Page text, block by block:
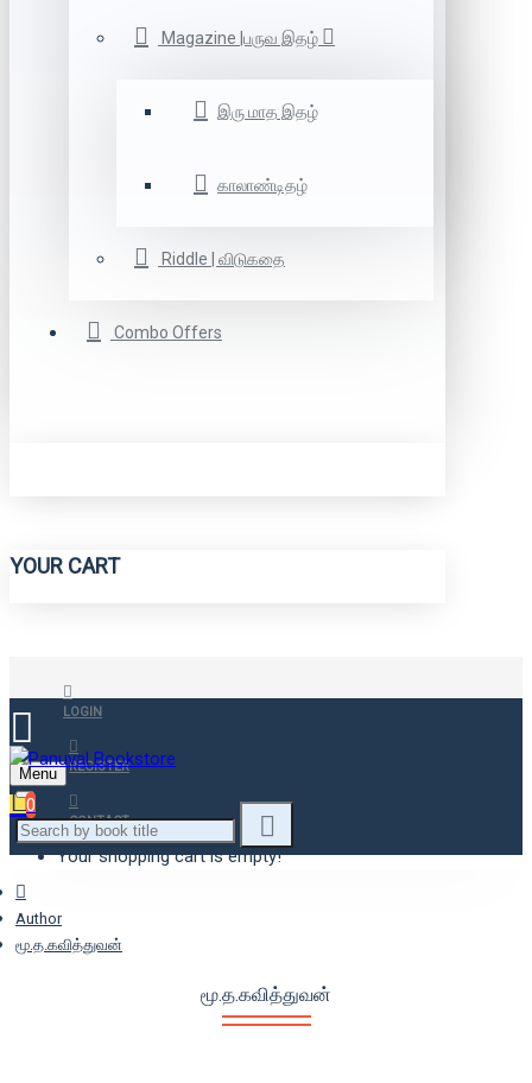
Magazine |பருவ இதழ்
இரு மாத இதழ்
காலாண்டிதழ்
Riddle | விடுகதை
Combo Offers
YOUR CART
LOGIN
REGISTER
CONTACT
Menu
0
Your shopping cart is empty!
Author
மூ.த.கவித்துவன்
மூ.த.கவித்துவன்